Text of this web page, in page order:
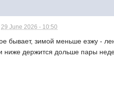
29 June 2026 - 10:50
бывает, зимой меньше езжу -
ниже держится дольше пары